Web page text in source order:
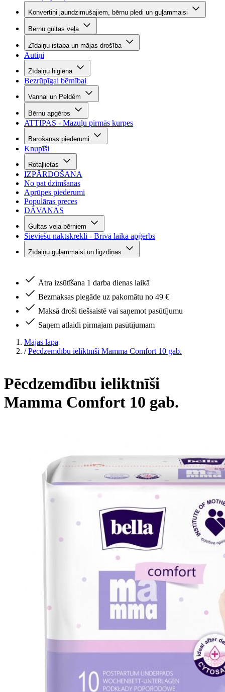
Konvertiņi jaundzimušajiem, bērnu pledi un guļammaisi
Bērnu gultas veļa
Zīdaiņu istaba un mājas drošība
Autiņi
Zīdaiņu higiēna
Bezrūpīgai bērnībai
Vannai un Peldēm
Bērnu apģērbs
ATTIPAS - Mazuļu pirmās kurpes
Barošanas piederumi
Knupīši
Rotaļlietas
IZPĀRDOŠANA
No pat dzimšanas
Aprūpes piederumi
Populāras preces
DĀVANAS
Gultas veļa bērniem
Sieviešu naktskrekli - Brīvā laika apģērbs
Zīdaiņu guļammaisi un ligzdiņas
Ātra izsūtīšana 1 darba dienas laikā
Bezmaksas piegāde uz pakomātu no 49 €
Maksā droši tiešsaistē vai saņemot pasūtījumu
Saņem atlaidi pirmajam pasūtījumam
Mājas lapa
/ Pēcdzemdību ieliktnīši Mamma Comfort 10 gab.
Pēcdzemdību ieliktnīši
Mamma Comfort 10 gab.